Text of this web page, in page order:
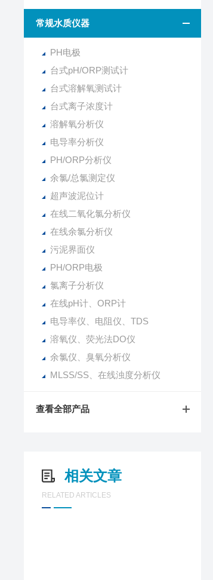
常规水质仪器
PH电极
台式pH/ORP测试计
台式溶解氧测试计
台式离子浓度计
溶解氧分析仪
电导率分析仪
PH/ORP分析仪
余氯/总氯测定仪
超声波泥位计
在线二氧化氯分析仪
在线余氯分析仪
污泥界面仪
PH/ORP电极
氯离子分析仪
在线pH计、ORP计
电导率仪、电阻仪、TDS
溶氧仪、荧光法DO仪
余氯仪、臭氧分析仪
MLSS/SS、在线浊度分析仪
查看全部产品
相关文章
RELATED ARTICLES